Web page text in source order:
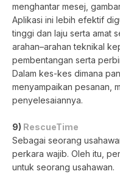
menghantar mesej,
Aplikasi ini lebih efektif
tinggi dan laju serta amat
arahan–arahan teknikal
pembentangan serta
Dalam kes-kes dimana
menyampaikan pesanan,
penyelesaiannya.
9) RescueTime
Sebagai seorang
perkara wajib. Oleh itu,
untuk seorang usahawan.